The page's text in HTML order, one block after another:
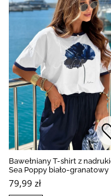
Bawełniany T-shirt z
Sea Poppy biało-granatowy
79,99 zł